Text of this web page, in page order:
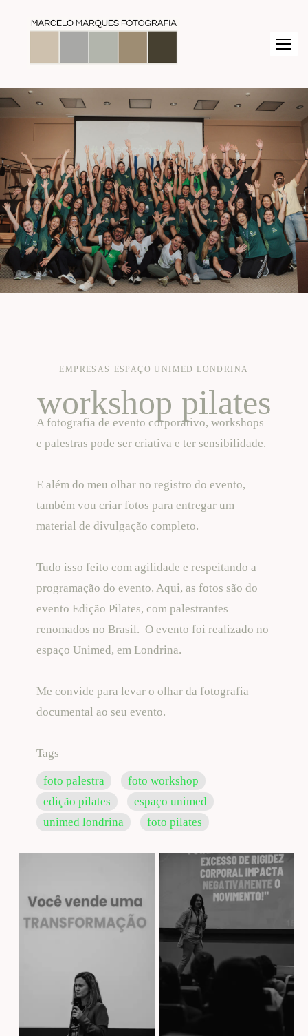
EMPRESAS ESPAÇO UNIMED LONDRINA
workshop pilates
A fotografia de evento corporativo, workshops
e palestras pode ser criativa e ter sensibilidade.
E além do meu olhar no registro do evento,
também vou criar fotos para entregar um
material de divulgação completo.
Tudo isso feito com agilidade e respeitando a
programação do evento. Aqui, as fotos são do
evento Edição Pilates, com palestrantes
renomados no Brasil. O evento foi realizado no
espaço Unimed, em Londrina.
Me convide para levar o olhar da fotografia
documental ao seu evento.
Tags
foto palestra
foto workshop
edição pilates
espaço unimed
unimed londrina
foto pilates